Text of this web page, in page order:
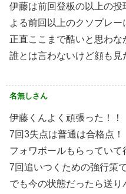
伊藤は前回登板の以上の
よる前回以上のクソプレー
正直ここまで酷いと思わな
誰とは言わないけど顔も見
名無しさん
伊藤くんよく頑張った！！
7回3失点は普通は合格点！
フォワボールもらっていて
7回追いつくための強行策
でも今の状態だったら送り